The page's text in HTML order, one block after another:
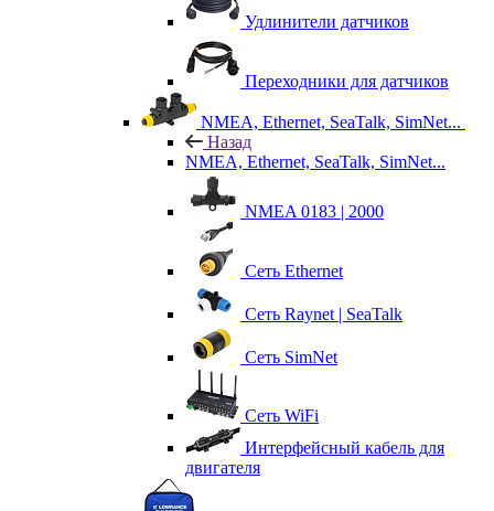
Удлинители датчиков
Переходники для датчиков
NMEA, Ethernet, SeaTalk, SimNet...
Назад
NMEA, Ethernet, SeaTalk, SimNet...
NMEA 0183 | 2000
Сеть Ethernet
Сеть Raynet | SeaTalk
Сеть SimNet
Сеть WiFi
Интерфейсный кабель для
двигателя